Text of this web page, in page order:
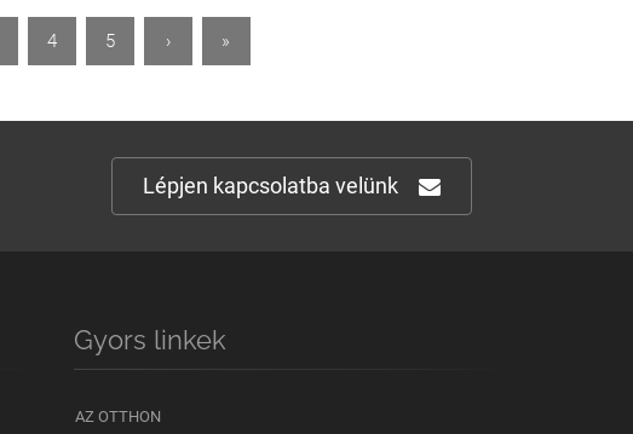
4 5 › »
Lépjen kapcsolatba velünk
Gyors linkek
AZ OTTHON